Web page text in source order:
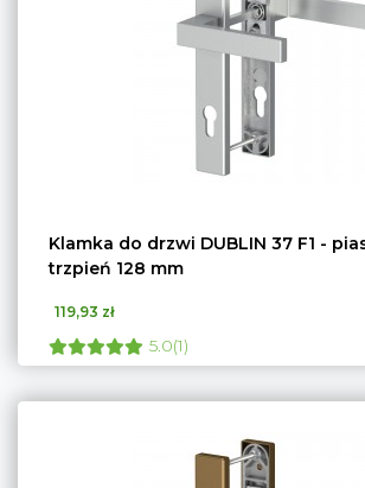
Klamka do drzwi DUBLIN 37 F1 -
trzpień 128 mm
119,93 zł
5.0(1)